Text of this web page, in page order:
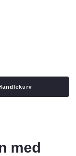
med